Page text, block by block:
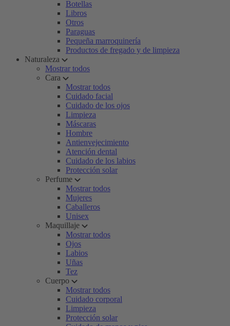
Botellas
Libros
Otros
Paraguas
Pequeña marroquinería
Productos de fregado y de limpieza
Naturaleza
Mostrar todos
Cara
Mostrar todos
Cuidado facial
Cuidado de los ojos
Limpieza
Máscaras
Hombre
Antienvejecimiento
Atención dental
Cuidado de los labios
Protección solar
Perfume
Mostrar todos
Mujeres
Caballeros
Unisex
Maquillaje
Mostrar todos
Ojos
Labios
Uñas
Tez
Cuerpo
Mostrar todos
Cuidado corporal
Limpieza
Protección solar